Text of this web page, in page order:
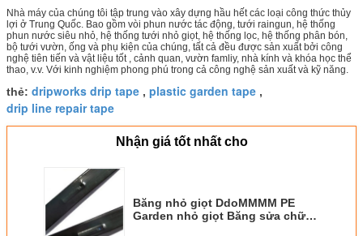
Nhà máy của chúng tôi tập trung vào xây dựng hầu hết các loại công thức thủy
lợi ở Trung Quốc. Bao gồm vòi phun nước tác động, tưới raingun, hệ thống
phun nước siêu nhỏ, hệ thống tưới nhỏ giọt, hệ thống lọc, hệ thống phân bón,
bộ tưới vườn, ống và phụ kiện của chúng, tất cả đều được sản xuất bởi công
nghệ tiên tiến và vật liệu tốt , cảnh quan, vườn famliy, nhà kính và khóa học thể
thao, v.v. Với kinh nghiệm phong phú trong cả công nghệ sản xuất và kỹ năng.
thẻ: dripworks drip tape , plastic garden tape ,
drip line repair tape
Nhận giá tốt nhất cho
Băng nhỏ giọt DdoMMMM PE
Garden nhỏ giọt Băng sửa chữa